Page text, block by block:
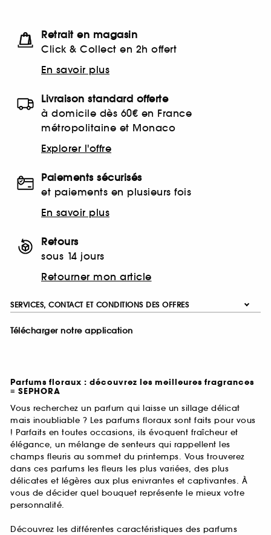
Retrait en magasin
Click & Collect en 2h offert
En savoir plus
Livraison standard offerte
à domicile dès 60€ en France
métropolitaine et Monaco
Explorer l'offre
Paiements sécurisés
et paiements en plusieurs fois
En savoir plus
Retours
sous 14 jours
Retourner mon article
SERVICES, CONTACT ET CONDITIONS DES OFFRES
Télécharger notre application
Parfums floraux : découvrez les meilleures fragrances
≡ SEPHORA
Vous recherchez un parfum qui laisse un sillage délicat
mais inoubliable ? Les parfums floraux sont faits pour vous
! Parfaits en toutes occasions, ils évoquent fraîcheur et
élégance, un mélange de senteurs qui rappellent les
champs fleuris au sommet du printemps. Vous trouverez
dans ces parfums les fleurs les plus variées, des plus
délicates et légères aux plus enivrantes et captivantes. À
vous de décider quel bouquet représente le mieux votre
personnalité.
Découvrez les différentes caractéristiques des parfums